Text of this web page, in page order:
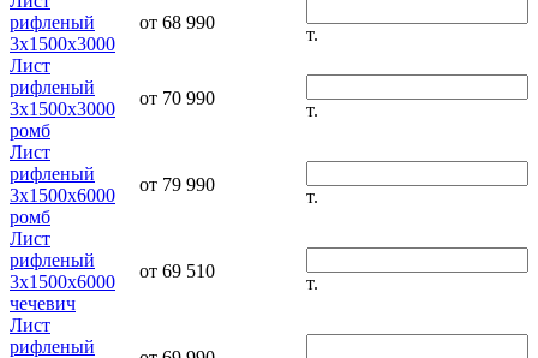
рифленый
3х1500х3000
от 68 990
т.
Лист
рифленый
3х1500х3000
ромб
от 70 990
т.
Лист
рифленый
3х1500х6000
ромб
от 79 990
т.
Лист
рифленый
3х1500х6000
чечевич
от 69 510
т.
Лист
рифленый